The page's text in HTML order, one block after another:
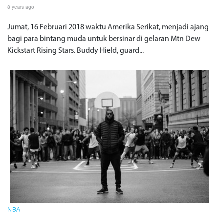
8 years ago
Jumat, 16 Februari 2018 waktu Amerika Serikat, menjadi ajang
bagi para bintang muda untuk bersinar di gelaran Mtn Dew
Kickstart Rising Stars. Buddy Hield, guard...
NBA